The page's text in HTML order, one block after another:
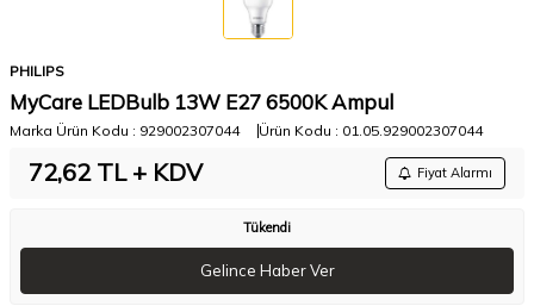
PHILIPS
MyCare LEDBulb 13W E27 6500K Ampul
Marka Ürün Kodu : 929002307044 Ürün Kodu : 01.05.929002307044
72,62TL + KDV Fiyat Alarmı
Tükendi
Gelince Haber Ver